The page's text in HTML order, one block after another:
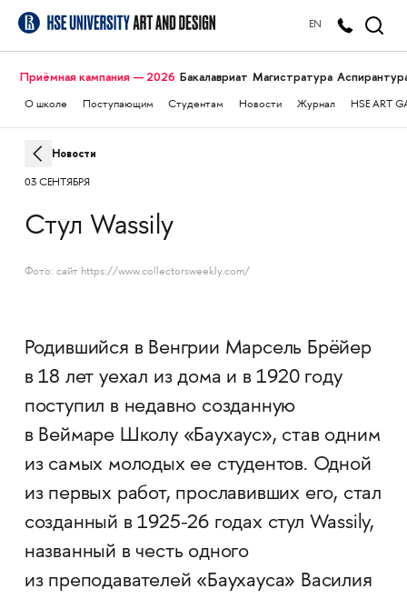
EN
Приёмная кампания — 2026 Бакалавриат Магистратура
О школе Поступающим Студентам Новости Журнал HSE ART
Новости
03 СЕНТЯБРЯ
Стул Wassily
Фото: сайт https://www.collectorsweekly.com/
Родившийся в Венгрии Марсель Брёйер
в 18 лет уехал из дома и в 1920 году
поступил в недавно созданную
в Веймаре Школу «Баухаус», став одним
из самых молодых ее студентов. Одной
из первых работ, прославивших его, стал
созданный в 1925-26 годах стул Wassily,
названный в честь одного
из преподавателей «Баухауса» Василия